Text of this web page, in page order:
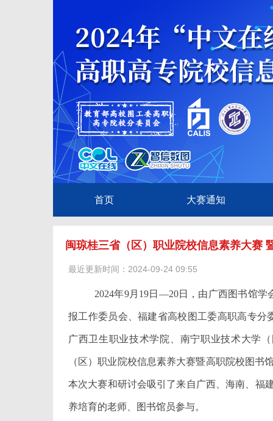
首页 大赛通知
闽琼桂三省（区）职业院校信息素养大赛
最近更新时间：2024-09-24 09:55
2024年9月19日—20日，由广西图书馆
报工作委员会、福建省高校图工委高职高专
广西卫生职业技术学院、南宁职业技术大学
（区）职业院校信息素养大赛暨高职院校图
本次大赛和研讨会吸引了来自广西、海南、福
养培育的老师、图书馆员参与。